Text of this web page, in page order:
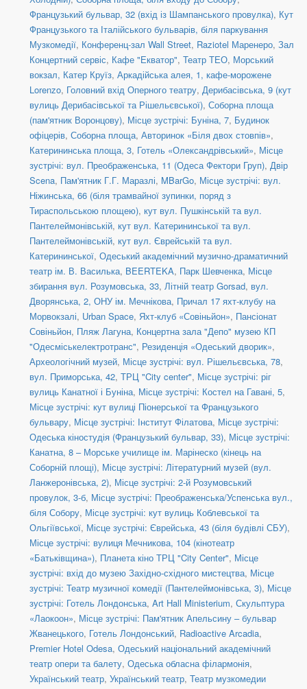
Французький бульвар, 32 (вхід із Шампанського провулка), Кут
Французького та Італійського бульварів, біля паркування
Музкомедії, Конференц-зал Wall Street, Raziotel Маренеро, Зал
Концертний сервіс, Кафе "Екватор", Театр ТЕО, Морський
вокзал, Катер Круїз, Аркадійська алея, 1, кафе-морожене
Lorenzo, Головний вхід Оперного театру, Дерибасівська, 9 (кут
вулиць Дерибасівської та Рішельєвської), Соборна площа
(пам'ятник Воронцову), Місце зустрічі: Буніна, 7, Будинок
офіцерів, Соборна площа, Авторинок «Біля двох стовпів»,
Катерининська площа, 3, Готель «Олександрівський», Місце
зустрічі: вул. Преображенська, 11 (Одеса Фектори Груп), Двір
Scena, Пам'ятник Г.Г. Маразлі, MBarGo, Місце зустрічі: вул.
Ніжинська, 66 (біля трамвайної зупинки, поряд з
Тираспольською площею), кут вул. Пушкінській та вул.
Пантелеймонівській, кут вул. Катерининської та вул.
Пантелеймонівській, кут вул. Єврейській та вул.
Катерининської, Одеський академічний музично-драматичний
театр ім. В. Василька, BEERTEKA, Парк Шевченка, Місце
збирання вул. Розумовська, 33, Літній театр Gorsad, вул.
Дворянська, 2, ОНУ ім. Мечнікова, Причал 17 яхт-клубу на
Морвокзалі, Urban Space, Яхт-клуб «Совіньйон», Пансіонат
Совіньйон, Пляж Лагуна, Концертна зала "Депо" музею КП
"Одесміськелектротранс", Резиденція «Одеський дворик»,
Археологічний музей, Місце зустрічі: вул. Рішельєвська, 78,
вул. Приморська, 42, ТРЦ "City center", Місце зустрічі: ріг
вулиць Канатної і Буніна, Місце зустрічі: Костел на Гавані, 5,
Місце зустрічі: кут вулиці Піонерської та Французького
бульвару, Місце зустрічі: Інститут Філатова, Місце зустрічі:
Одеська кіностудія (Французький бульвар, 33), Місце зустрічі:
Канатна, 8 – Морське училище ім. Марінеско (кінець на
Соборній площі), Місце зустрічі: Літературний музей (вул.
Ланжеронівська, 2), Місце зустрічі: 2-й Розумовський
провулок, 3-б, Місце зустрічі: Преображенська/Успенська вул.,
біля Собору, Місце зустрічі: кут вулиць Коблевської та
Ольгіївської, Місце зустрічі: Єврейська, 43 (біля будівлі СБУ),
Місце зустрічі: вулиця Мечникова, 104 (кінотеатр
«Батьківщина»), Планета кіно ТРЦ "City Center", Місце
зустрічі: вхід до музею Західно-східного мистецтва, Місце
зустрічі: Театр музичної комедії (Пантелеймонівська, 3), Місце
зустрічі: Готель Лондонська, Art Hall Ministerium, Скульптура
«Лаокоон», Місце зустрічі: Пам'ятник Апельсину – бульвар
Жванецького, Готель Лондонський, Radioactive Arcadia,
Premier Hotel Odesa, Одеський національний академічний
театр опери та балету, Одеська обласна філармонія,
Український театр, Український театр, Театр музкомедии